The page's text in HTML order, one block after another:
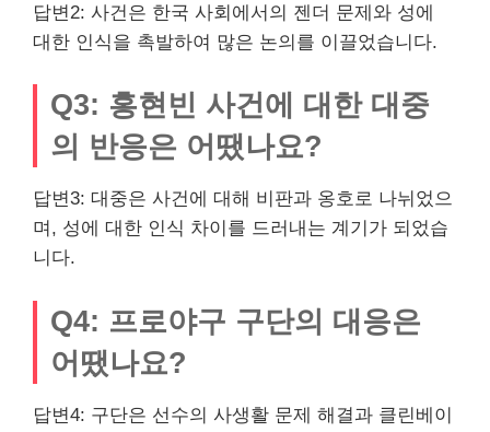
답변2: 사건은 한국 사회에서의 젠더 문제와 성에
대한 인식을 촉발하여 많은 논의를 이끌었습니다.
Q3: 홍현빈 사건에 대한 대중
의 반응은 어땠나요?
답변3: 대중은 사건에 대해 비판과 옹호로 나뉘었으
며, 성에 대한 인식 차이를 드러내는 계기가 되었습
니다.
Q4: 프로야구 구단의 대응은
어땠나요?
답변4: 구단은 선수의 사생활 문제 해결과 클린베이